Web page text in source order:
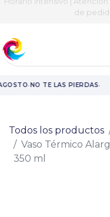
Horario intensivo |
de
·NO TE LAS PIERDAS·
Todos los productos
Vaso Térmico
350 ml